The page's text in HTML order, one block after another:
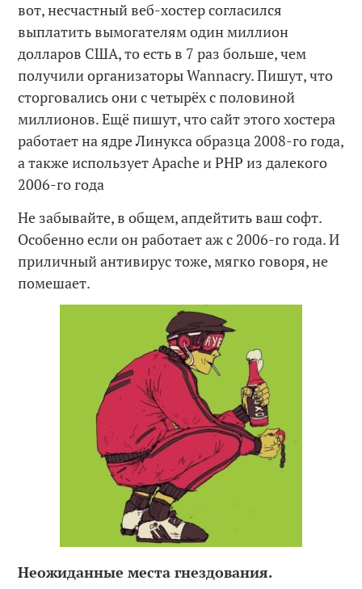
вот, несчастный веб-хостер согласился
выплатить вымогателям один миллион
долларов США, то есть в 7 раз больше, чем
получили организаторы Wannacry. Пишут, что
сторговались они с четырёх с половиной
миллионов. Ещё пишут, что сайт этого хостера
работает на ядре Линукса образца 2008-го года,
а также использует Apache и PHP из далекого
2006-го года
Не забывайте, в общем, апдейтить ваш софт.
Особенно если он работает аж с 2006-го года. И
приличный антивирус тоже, мягко говоря, не
помешает.
Неожиданные места гнездования.